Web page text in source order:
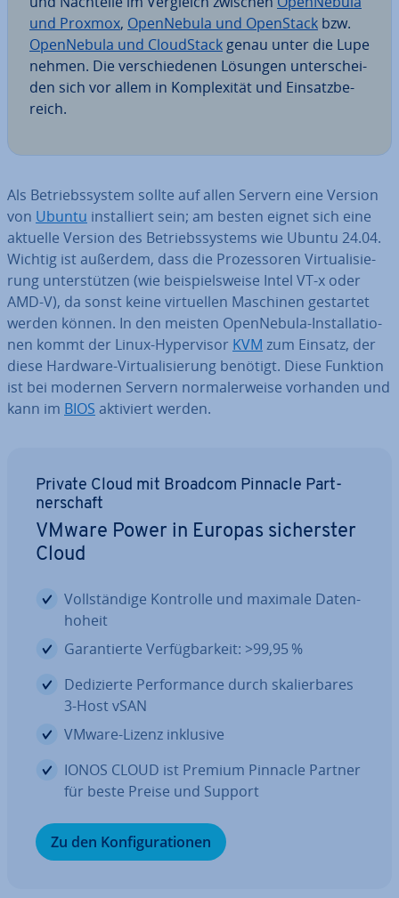
und Proxmox, Open­Ne­bu­la und OpenStack bzw.
Open­Ne­bu­la und Cloud­Stack genau unter die Lupe
nehmen. Die ver­schie­de­nen Lösungen un­ter­schei­
den sich vor allem in Kom­ple­xi­tät und Ein­satz­be­
reich.
Als Be­triebs­sys­tem sollte auf allen Servern eine Version
von Ubuntu in­stal­liert sein; am besten eignet sich eine
aktuelle Version des Be­triebs­sys­tems wie Ubuntu 24.04.
Wichtig ist außerdem, dass die Pro­zes­so­ren Vir­tua­li­sie­
rung un­ter­stüt­zen (wie bei­spiels­wei­se Intel VT-x oder
AMD-V), da sonst keine vir­tu­el­len Maschinen gestartet
werden können. In den meisten Open­Ne­bu­la-In­stal­la­tio­
nen kommt der Linux-Hy­per­vi­sor KVM zum Einsatz, der
diese Hardware-Vir­tua­li­sie­rung benötigt. Diese Funktion
ist bei modernen Servern nor­ma­ler­wei­se vorhanden und
kann im BIOS aktiviert werden.
Private Cloud mit Broadcom Pinnacle Part­
ner­schaft
VMware Power in Europas si­chers­ter
Cloud
Voll­stän­di­ge Kontrolle und maximale Da­ten­
ho­heit
Ga­ran­tier­te Ver­füg­bar­keit: >99,95 %
De­di­zier­te Per­for­mance durch ska­lier­ba­res
3-Host vSAN
VMware-Lizenz inklusive
IONOS CLOUD ist Premium Pinnacle Partner
für beste Preise und Support
Zu den Kon­fi­gu­ra­tio­nen